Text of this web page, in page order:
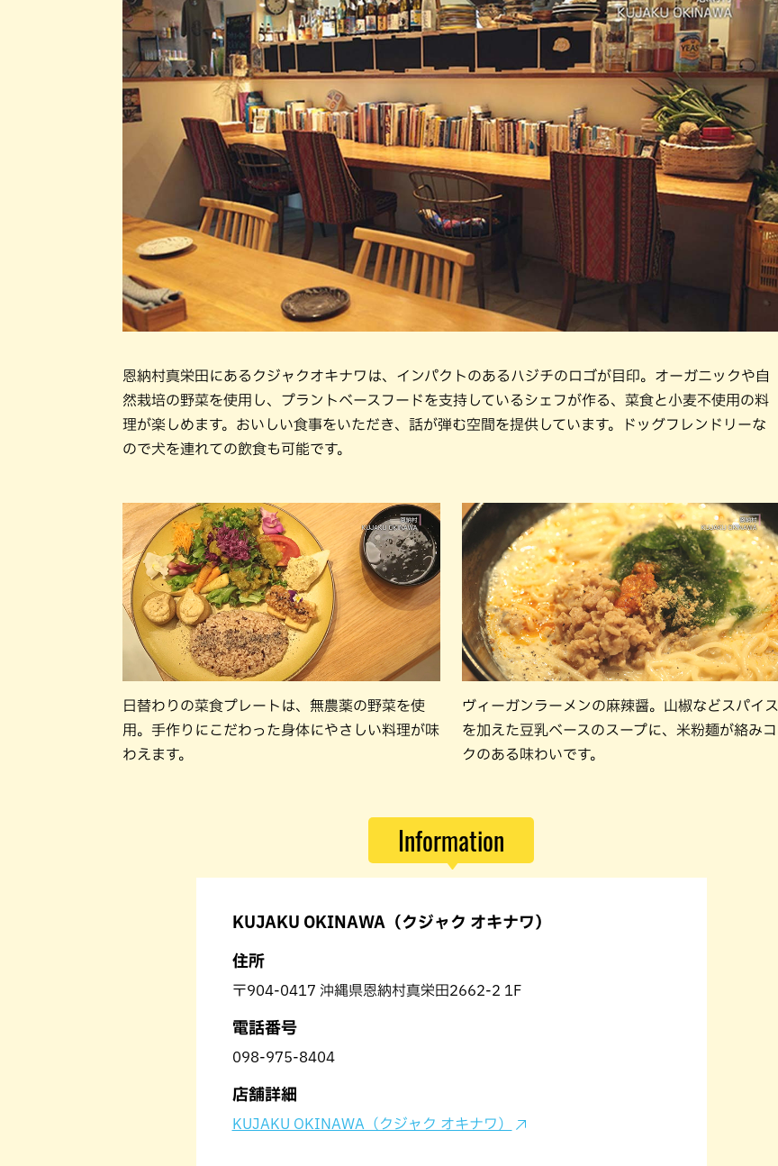
恩納村真栄田にあるクジャクオキナワは、インパクトのあるハジチのロゴが目印。オーガニックや自
然栽培の野菜を使用し、プラントベースフードを支持しているシェフが作る、菜食と小麦不使用の料
理が楽しめます。おいしい食事をいただき、話が弾む空間を提供しています。ドッグフレンドリーな
ので犬を連れての飲食も可能です。
日替わりの菜食プレートは、無農薬の野菜を使
用。手作りにこだわった身体にやさしい料理が味
わえます。
ヴィーガンラーメンの麻辣醤。山椒などスパイス
を加えた豆乳ベースのスープに、米粉麺が絡みコ
クのある味わいです。
Information
KUJAKU OKINAWA（クジャク オキナワ）
住所
〒904-0417 沖縄県恩納村真栄田2662-2 1F
電話番号
098-975-8404
店舗詳細
KUJAKU OKINAWA（クジャク オキナワ）